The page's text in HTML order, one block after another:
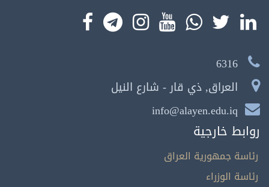
6316
العراق, ذي قار - شارع النيل
info@alayen.edu.iq
روابط خارجية
رئاسة جمهورية العراق
رئاسة الوزراء